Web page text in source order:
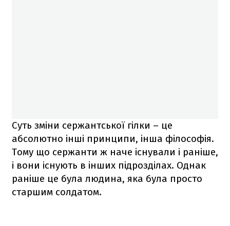
Суть зміни сержантської гілки – це
абсолютно інші принципи, інша філософія.
Тому що сержанти ж наче існували і раніше,
і вони існують в інших підрозділах. Однак
раніше це була людина, яка була просто
старшим солдатом.